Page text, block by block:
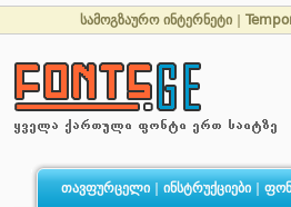
სამოგზაურო ინტერნეტი
თავფურცელი| ინსტრუქციები|